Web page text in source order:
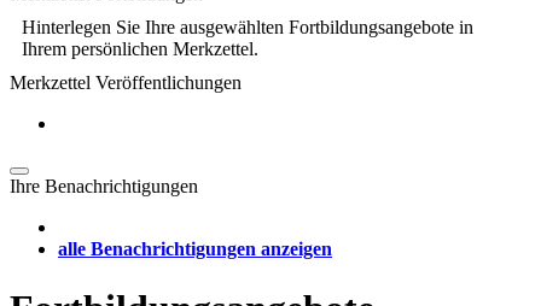
Hinterlegen Sie Ihre ausgewählten Fortbildungsangebote in
Ihrem persönlichen Merkzettel.
Merkzettel Veröffentlichungen
Ihre Benachrichtigungen
alle Benachrichtigungen anzeigen